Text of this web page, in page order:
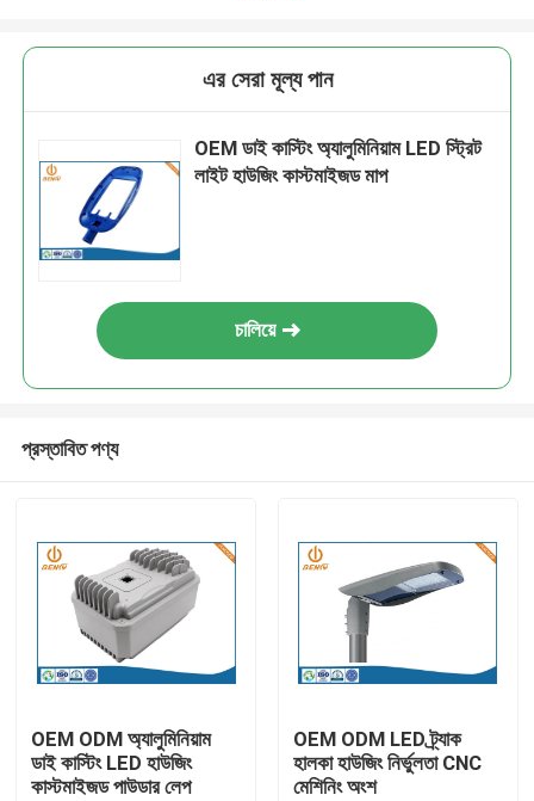
এর সেরা মূল্য পান
OEM ডাই কাস্টিং অ্যালুমিনিয়াম LED স্ট্রিট
লাইট হাউজিং কাস্টমাইজড মাপ
চালিয়ে
প্রস্তাবিত পণ্য
OEM ODM অ্যালুমিনিয়াম
ডাই কাস্টিং LED হাউজিং
কাস্টমাইজড পাউডার লেপ
OEM ODM LED ট্র্যাক
হালকা হাউজিং নির্ভুলতা CNC
মেশিনিং অংশ